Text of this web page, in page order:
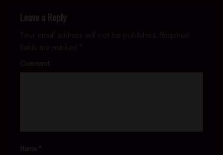
Leave a Reply
Your email address will not be published.
Required
fields are marked
*
Comment
Name *